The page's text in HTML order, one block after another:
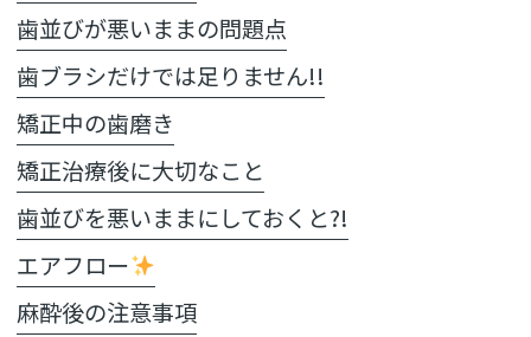
歯並びが悪いままの問題点
歯ブラシだけでは足りません!!
矯正中の歯磨き
矯正治療後に大切なこと
歯並びを悪いままにしておくと?!
エアフロー
麻酔後の注意事項